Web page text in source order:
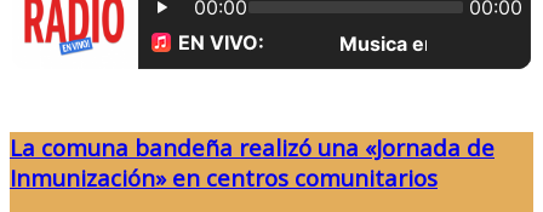
La comuna bandeña realizó una «Jornada de
Inmunización» en centros comunitarios